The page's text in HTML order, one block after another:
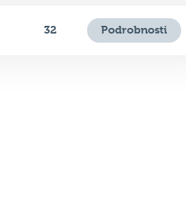
32 Podrobnosti